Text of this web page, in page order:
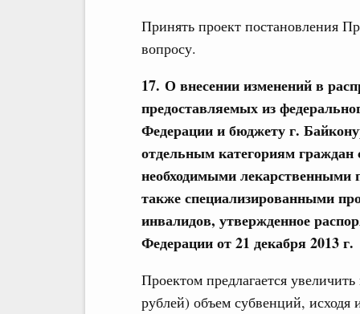
Принять проект постановления
вопросу.
17. О внесении изменений в
предоставляемых из
Федерации и бюджету г.
отдельным категориям граждан
необходимыми лекарственными
также специализированными
инвалидов, утвержденное
Федерации от 21 декабря 2013
Проектом предлагается
рублей) объем субвенций, исходя